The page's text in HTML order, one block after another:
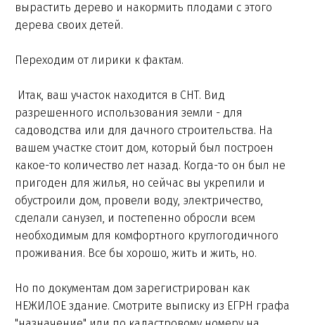
вырастить дерево и накормить плодами с этого
дерева своих детей.
Переходим от лирики к фактам.
Итак, ваш участок находится в СНТ. Вид
разрешенного использования земли - для
садоводства или для дачного строительства. На
вашем участке стоит дом, который был построен
какое-то количество лет назад. Когда-то он был не
пригоден для жилья, но сейчас вы укрепили и
обустроили дом, провели воду, электричество,
сделали санузел, и постепенно обросли всем
необходимым для комфортного круглогодичного
проживания. Все бы хорошо, жить и жить, но.
Но по документам дом зарегистрирован как
НЕЖИЛОЕ здание. Смотрите выписку из ЕГРН графа